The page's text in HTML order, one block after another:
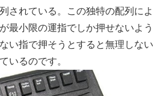
されている。この独特の配列によ
最小限の運指でしか押せないよう
い指で押そうとすると無理しない
いるのです。